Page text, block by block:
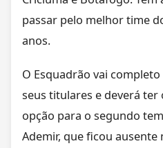
passar pelo melhor time
anos.
O Esquadrão vai
seus titulares e deverá
opção para o segundo
Ademir, que ficou